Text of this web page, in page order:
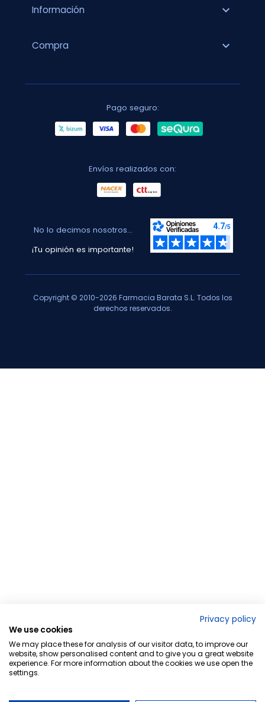
Información expand_more
Compra expand_more
Pago seguro:
Envíos realizados con:
No lo decimos nosotros...
¡Tu opinión es importante!
Copyright © 2010-2026 Farmacia Barata S.L. Todos los
derechos reservados.
Privacy policy
We use cookies
We may place these for analysis of our visitor data, to improve our
website, show personalised content and to give you a great website
experience. For more information about the cookies we use open the
settings.